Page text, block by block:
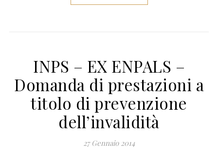
INPS – EX ENPALS –
Domanda di prestazioni a
titolo di prevenzione
dell’invalidità
27 Gennaio 2014